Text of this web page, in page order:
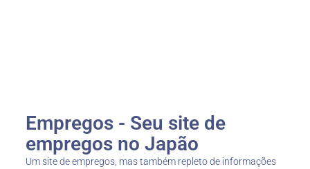
Empregos - Seu site de
empregos no Japão
Um site de empregos, mas também repleto de informações